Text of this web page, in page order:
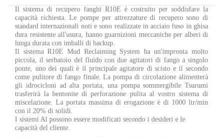
Il sistema di recupero fanghi R10E è costruito per soddisfare la
capacità richiesta. Le pompe per attrezzature di recupero sono di
standard internazionali noti e sono realizzate in acciaio fuso in ghisa
dura resistente all'usura, hanno guarnizioni meccaniche per alberi di
lunga durata con imballi di backup.
Il sistema R10E Mud Reclaiming System ha un'impronta molto
piccola, il serbatoio del fluido con due agitatori di fango a singolo
ponte, uno dei quali è il principale agitatore di scisto e il secondo
come pulitore di fango finale. La pompa di circolazione alimenterà
gli idrocicloni ad alta portata, una pompa sommergibile Tsurumi
trasferirà la bentonite di perforazione pulita al vostro sistema di
miscelazione. La portata massima di erogazione è di 1000 ltr/min
con il 20% di solidi.
I sistemi Al possono essere modificati secondo i desideri e le
capacità del cliente.